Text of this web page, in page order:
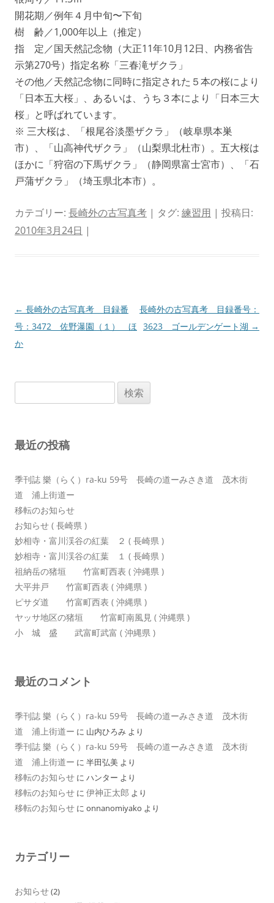
開花期／例年４月中旬〜下旬
樹 齢／1,000年以上（推定）
指 定／国天然記念物（大正11年10月12日、内務省告
示第270号）指定名称「三春滝ザクラ」
その他／天然記念物に同時に指定された５本の桜により
「日本五大桜」、あるいは、うち３本により「日本三大
桜」と呼ばれています。
※ 三大桜は、「根尾谷淡墨ザクラ」（岐阜県本巣
市）、「山高神代ザクラ」（山梨県北杜市）。五大桜は
ほかに「狩宿の下馬ザクラ」（静岡県富士宮市）、「石
戸蒲ザクラ」（埼玉県北本市）。
カテゴリー: 長崎外の古写真考 | タグ: 練習用 | 投稿日:
2010年3月24日 |
投
稿
ナ
ン
← 長崎外の古写真考 目録番
号：3472 佐野瀑園（１） ほ
か
長崎外の古写真考 目録番号：
3623 ゴールデンゲート湖 →
索:
最近の投稿
季刊誌 樂（らく）ra-ku 59号 長崎の道ーみさき道 茂木街
道 浦上街道ー
移転のお知らせ
お知らせ ( 長崎県 )
妙相寺・富川渓谷の紅葉 ２ ( 長崎県 )
妙相寺・富川渓谷の紅葉 １ ( 長崎県 )
祖納岳の猪垣 竹富町西表 ( 沖縄県 )
大平井戸 竹富町西表 ( 沖縄県 )
ピサダ道 竹富町西表 ( 沖縄県 )
ヤッサ地区の猪垣 竹富町南風見 ( 沖縄県 )
小 城 盛 武富町武富 ( 沖縄県 )
最近のコメント
季刊誌 樂（らく）ra-ku 59号 長崎の道ーみさき道 茂木街
道 浦上街道ー に 山内ひろみ より
季刊誌 樂（らく）ra-ku 59号 長崎の道ーみさき道 茂木街
道 浦上街道ー に 半田弘美 より
移転のお知らせ に ハンター より
移転のお知らせ に 伊神正太郎 より
移転のお知らせ に onnanomiyako より
カテゴリー
お知らせ(2)